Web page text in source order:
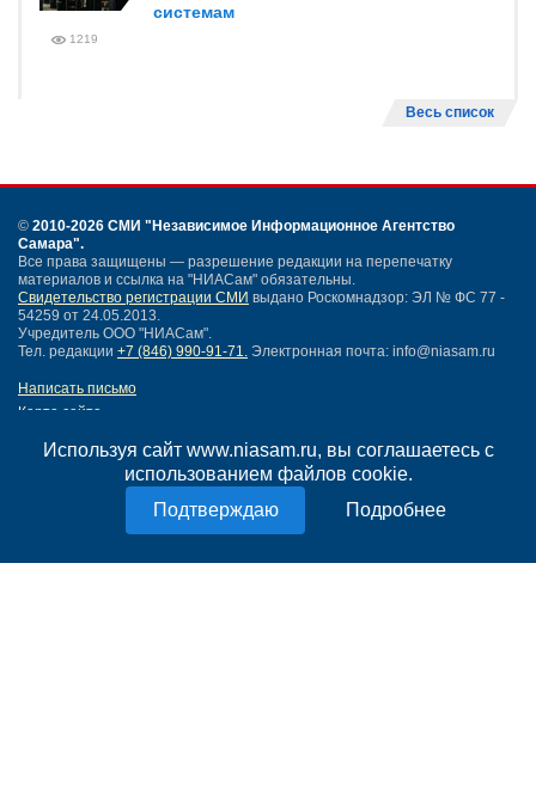
Используя сайт www.niasam.ru, вы соглашаетесь с
использованием файлов cookie.
Подробнее
системам
1219
Весь список
© 2010-2026 СМИ "Независимое Информационное Агентство
Самара".
Все права защищены — разрешение редакции на перепечатку
материалов и ссылка на "НИАСам" обязательны.
Свидетельство регистрации СМИ выдано Роскомнадзор: ЭЛ № ФС 77 -
54259 от 24.05.2013.
Учредитель ООО "НИАСам".
Тел. редакции +7 (846) 990-91-71. Электронная почта: info@niasam.ru
Написать письмо
Карта сайта
Политика конфиденциальности
Согласие на обработку персональных данных